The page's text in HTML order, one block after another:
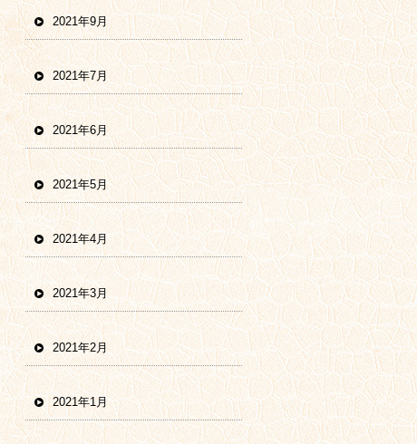
2021年9月
2021年7月
2021年6月
2021年5月
2021年4月
2021年3月
2021年2月
2021年1月